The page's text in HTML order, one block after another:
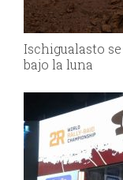
Ischigualasto
bajo la luna